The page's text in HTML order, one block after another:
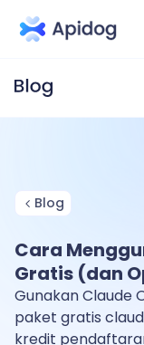
Blog
Cara
Gratis (dan
Gunakan Claude
paket gratis
kredit